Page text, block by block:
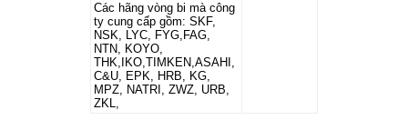
Các hãng vòng bi mà công
ty cung cấp gồm: SKF,
NSK, LYC, FYG,FAG,
NTN, KOYO,
THK,IKO,TIMKEN,ASAHI,
C&U, EPK, HRB, KG,
MPZ, NATRI, ZWZ, URB,
ZKL,